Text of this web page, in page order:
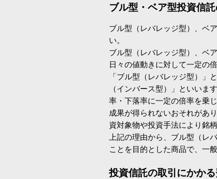
ブル型・ベア型投資信
ブル型（レバレッジ型）、ベ
い。
ブル型（レバレッジ型）、ベ
日々の値動きに対して一定の
「ブル型（レバレッジ型）」
（インバース型）」といいま
率・下落率に一定の倍率を乗
成果が得られないおそれがあ
資対象物や投資手法により銘
上記の理由から、ブル型（レ
ことを目的とした商品で、一
投資信託の取引にかか